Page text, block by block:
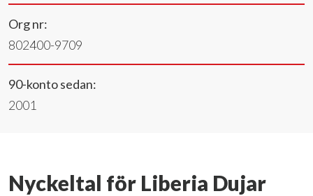
Org nr:
802400-9709
90-konto sedan:
2001
Nyckeltal för Liberia Dujar